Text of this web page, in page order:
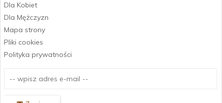
Dla Kobiet
Dla Mężczyzn
Mapa strony
Pliki cookies
Polityka prywatności